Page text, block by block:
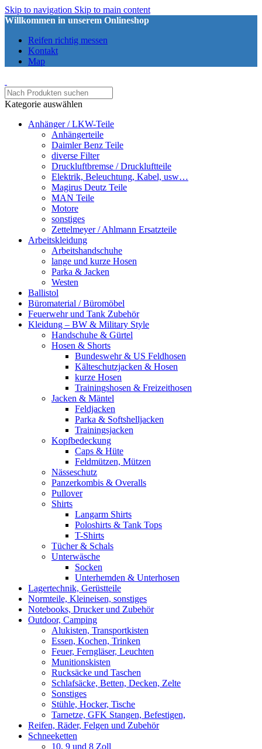
Skip to navigation Skip to main content
Willkommen in unserem Onlineshop
Reifen richtig messen
Kontakt
Map
Kategorie auswählen
Anhänger / LKW-Teile
Anhängerteile
Daimler Benz Teile
diverse Filter
Druckluftbremse / Druckluftteile
Elektrik, Beleuchtung, Kabel, usw…
Magirus Deutz Teile
MAN Teile
Motore
sonstiges
Zettelmeyer / Ahlmann Ersatzteile
Arbeitskleidung
Arbeitshandschuhe
lange und kurze Hosen
Parka & Jacken
Westen
Ballistol
Büromaterial / Büromöbel
Feuerwehr und Tank Zubehör
Kleidung – BW & Military Style
Handschuhe & Gürtel
Hosen & Shorts
Bundeswehr & US Feldhosen
Kälteschutzjacken & Hosen
kurze Hosen
Trainingshosen & Freizeithosen
Jacken & Mäntel
Feldjacken
Parka & Softshelljacken
Trainingsjacken
Kopfbedeckung
Caps & Hüte
Feldmützen, Mützen
Nässeschutz
Panzerkombis & Overalls
Pullover
Shirts
Langarm Shirts
Poloshirts & Tank Tops
T-Shirts
Tücher & Schals
Unterwäsche
Socken
Unterhemden & Unterhosen
Lagertechnik, Gerüstteile
Normteile, Kleineisen, sonstiges
Notebooks, Drucker und Zubehör
Outdoor, Camping
Alukisten, Transportkisten
Essen, Kochen, Trinken
Feuer, Ferngläser, Leuchten
Munitionskisten
Rucksäcke und Taschen
Schlafsäcke, Betten, Decken, Zelte
Sonstiges
Stühle, Hocker, Tische
Tarnetze, GFK Stangen, Befestigen,
Reifen, Räder, Felgen und Zubehör
Schneeketten
10, 9 und 8 Zoll